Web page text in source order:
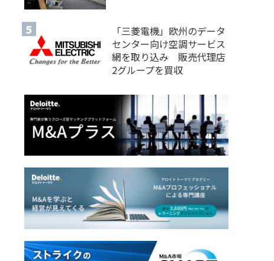
「三菱電機」欧州のデータ
センター向け空調サービス
網を取り込み 販売代理店
2グループを買収